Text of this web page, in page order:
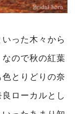
った木々から
ので秋の紅葉
とりどりの奈
ローカルとし